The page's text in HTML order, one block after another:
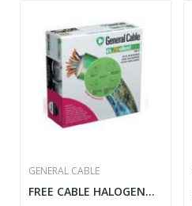
GENERAL CABLE
FREE CABLE HALOGENOS 16MM FLEXIBLE GREY ZH 07Z1-K